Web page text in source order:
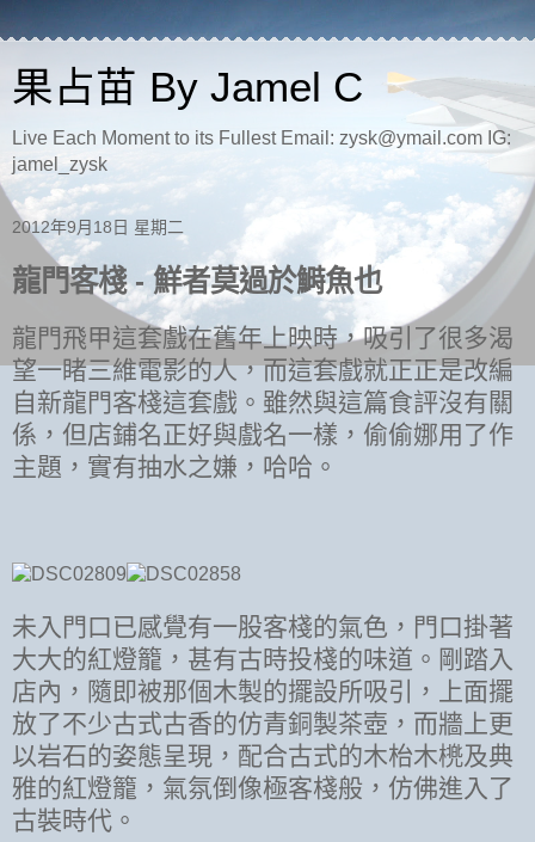
果占苗 By Jamel C
Live Each Moment to its Fullest Email: zysk@ymail.com IG:
jamel_zysk
2012年9月18日 星期二
龍門客棧 - 鮮者莫過於鰣魚也
龍門飛甲這套戲在舊年上映時，吸引了很多渴
望一睹三維電影的人，而這套戲就正正是改編
自新龍門客棧這套戲。雖然與這篇食評沒有關
係，但店鋪名正好與戲名一樣，偷偷娜用了作
主題，實有抽水之嫌，哈哈。
未入門口已感覺有一股客棧的氣色，門口掛著
大大的紅燈籠，甚有古時投棧的味道。剛踏入
店內，隨即被那個木製的擺設所吸引，上面擺
放了不少古式古香的仿青銅製茶壺，而牆上更
以岩石的姿態呈現，配合古式的木枱木橷及典
雅的紅燈籠，氣氛倒像極客棧般，仿佛進入了
古裝時代。